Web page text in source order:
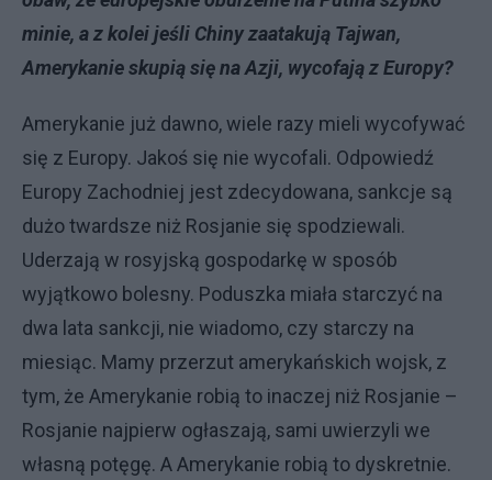
minie, a z kolei jeśli Chiny zaatakują Tajwan,
Amerykanie skupią się na Azji, wycofają z Europy?
Amerykanie już dawno, wiele razy mieli wycofywać
się z Europy. Jakoś się nie wycofali. Odpowiedź
Europy Zachodniej jest zdecydowana, sankcje są
dużo twardsze niż Rosjanie się spodziewali.
Uderzają w rosyjską gospodarkę w sposób
wyjątkowo bolesny. Poduszka miała starczyć na
dwa lata sankcji, nie wiadomo, czy starczy na
miesiąc. Mamy przerzut amerykańskich wojsk, z
tym, że Amerykanie robią to inaczej niż Rosjanie –
Rosjanie najpierw ogłaszają, sami uwierzyli we
własną potęgę. A Amerykanie robią to dyskretnie.